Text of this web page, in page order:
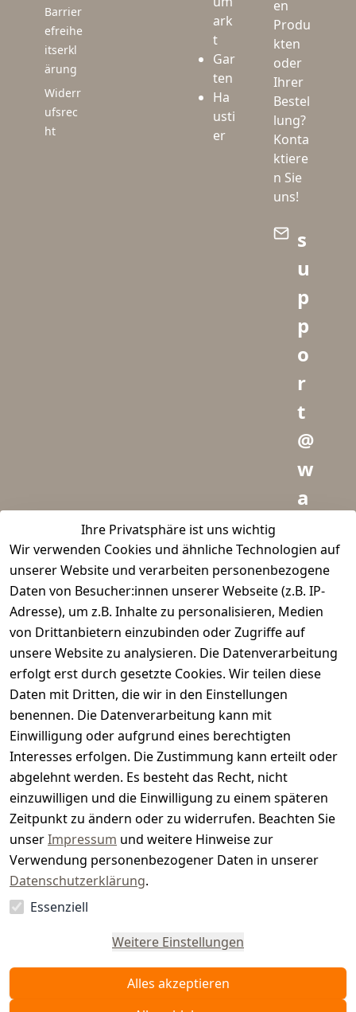
Ihre Privatsphäre ist uns wichtig
Wir verwenden Cookies und ähnliche Technologien auf
unserer Website und verarbeiten personenbezogene
Daten von Besucher:innen unserer Webseite (z.B. IP-
Adresse), um z.B. Inhalte zu personalisieren, Medien
von Drittanbietern einzubinden oder Zugriffe auf
unsere Website zu analysieren. Die Datenverarbeitung
erfolgt erst durch gesetzte Cookies. Wir teilen diese
Daten mit Dritten, die wir in den Einstellungen
benennen. Die Datenverarbeitung kann mit
Einwilligung oder aufgrund eines berechtigten
Interesses erfolgen. Die Zustimmung kann erteilt oder
abgelehnt werden. Es besteht das Recht, nicht
einzuwilligen und die Einwilligung zu einem späteren
Zeitpunkt zu ändern oder zu widerrufen. Beachten Sie
unserImpressum und weitere Hinweise zur
Verwendung personenbezogener Daten in unserer
Datenschutzerklärung.
Essenziell
Weitere Einstellungen
Alles akzeptieren
Barrier
efreihe
itserkl
ärung
Widerr
ufsrec
ht
ark
t
Gar
ten
Ha
usti
er
en
Produ
kten
oder
Ihrer
Bestel
lung?
Konta
ktiere
n Sie
uns!
s
u
p
p
o
r
t
@
w
a
d
m
e
i
s
r.
e
Vertrag
widerrufen